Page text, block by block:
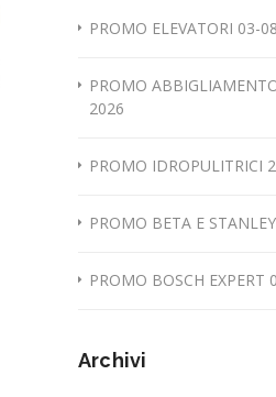
PROMO ELEVATORI 03-
PROMO
2026
PROMO IDROPULITRICI
PROMO BETA E
PROMO BOSCH EXPERT
Archivi